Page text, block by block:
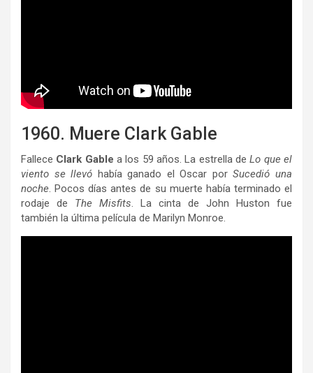
1960. Muere Clark Gable
Fallece Clark Gable a los 59 años. La estrella de Lo que el
viento se llevó había ganado el Oscar porSucedió una
noche. Pocos días antes de su muerte había terminado el
rodaje de The Misfits. La cinta de John Huston fue
también la última película de Marilyn Monroe.